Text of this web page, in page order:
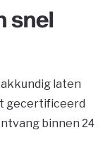
snel
laten
gecertificeerd
binnen 24